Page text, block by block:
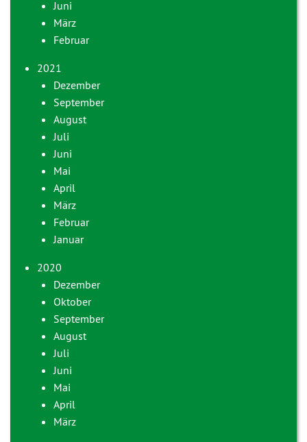
Juni
März
Februar
2021
Dezember
September
August
Juli
Juni
Mai
April
März
Februar
Januar
2020
Dezember
Oktober
September
August
Juli
Juni
Mai
April
März